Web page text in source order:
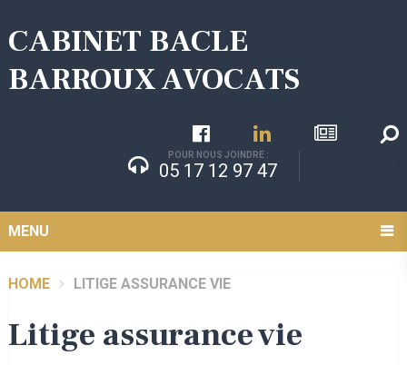
CABINET BACLE
BARROUX AVOCATS
POUR NOUS JOINDRE :
05 17 12 97 47
MENU
HOME LITIGE ASSURANCE VIE
Litige assurance vie